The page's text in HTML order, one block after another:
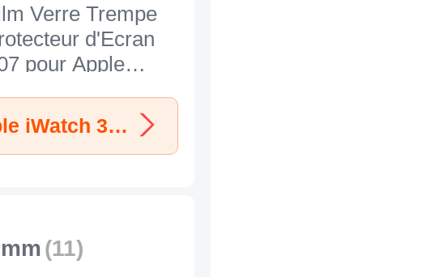
Verre Trempe
d'Ecran
pour Apple
Découvrir les Protections d'écran Apple iWatch 3 42mm
(11)